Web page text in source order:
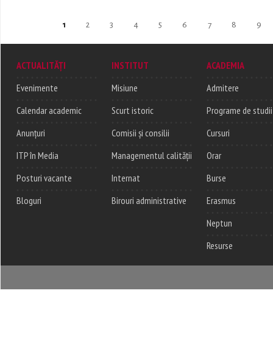
1 2 3 4 5 6 7 8 9
ACTUALITĂȚI
Evenimente
Calendar academic
Anunțuri
ITP în Media
Posturi vacante
Bloguri
INSTITUT
Misiune
Scurt istoric
Comisii și consilii
Managementul calității
Internat
Birouri administrative
ACADEMIA
Admitere
Programe de studii
Cursuri
Orar
Burse
Erasmus
Neptun
Resurse